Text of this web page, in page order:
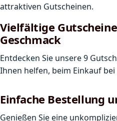
attraktiven Gutscheinen.
Vielfältige
Geschmack
Entdecken Sie unsere 9
Ihnen helfen, beim Einkauf
Einfache Bestellung
Genießen Sie eine